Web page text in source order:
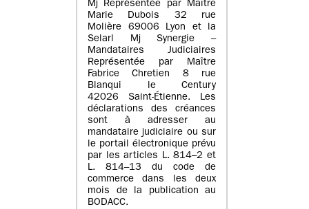
Mj Représentée par Maître
Marie Dubois 32 rue
Molière 69006 Lyon et la
Selarl Mj Synergie –
Mandataires Judiciaires
Représentée par Maître
Fabrice Chretien 8 rue
Blanqui le Century
42026 Saint-Étienne. Les
déclarations des créances
sont à adresser au
mandataire judiciaire ou sur
le portail électronique prévu
par les articles L. 814–2 et
L. 814–13 du code de
commerce dans les deux
mois de la publication au
BODACC.